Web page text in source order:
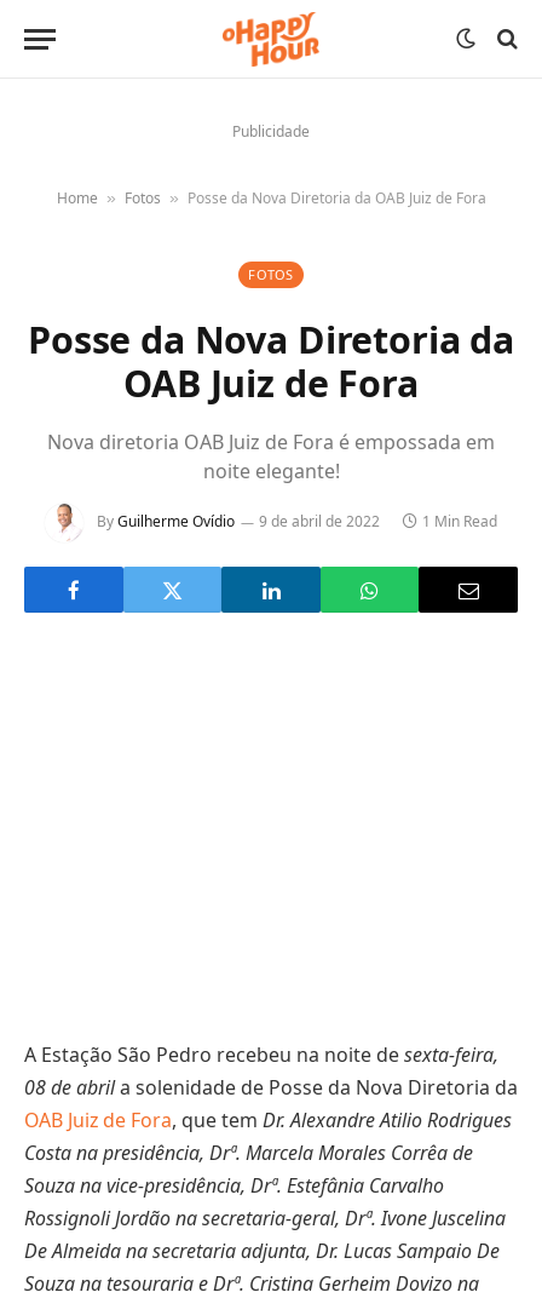
Publicidade
Home » Fotos » Posse da Nova Diretoria da OAB Juiz de Fora
FOTOS
Posse da Nova Diretoria da
OAB Juiz de Fora
Nova diretoria OAB Juiz de Fora é empossada em
noite elegante!
ByGuilherme Ovídio 9 de abril de 2022 1 Min Read
A Estação São Pedro recebeu na noite desexta-feira,
08 de abrila solenidade de Posse da Nova Diretoria da
OAB Juiz de Fora, que tem Dr. Alexandre Atilio Rodrigues
Costa na presidência, Drª. Marcela Morales Corrêa de
Souza na vice-presidência, Drª. Estefânia Carvalho
Rossignoli Jordão na secretaria-geral, Drª. Ivone Juscelina
De Almeida na secretaria adjunta, Dr. Lucas Sampaio De
Souza na tesouraria e Drª. Cristina Gerheim Dovizona